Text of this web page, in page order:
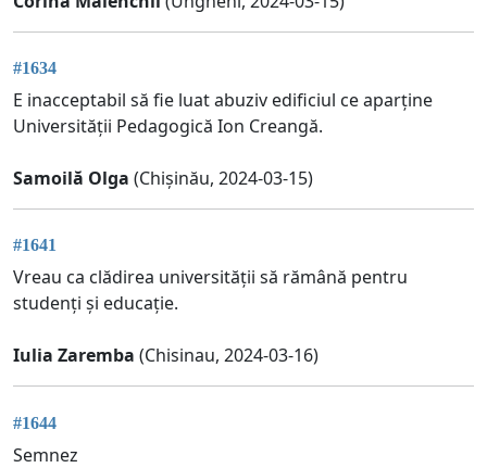
#1634
E inacceptabil să fie luat abuziv edificiul ce aparține
Universității Pedagogică Ion Creangă.
Samoilă Olga (Chișinău, 2024-03-15)
#1641
Vreau ca clădirea universității să rămână pentru
studenți și educație.
Iulia Zaremba (Chisinau, 2024-03-16)
#1644
Semnez